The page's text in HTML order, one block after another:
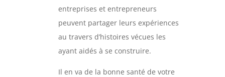
entreprises et entrepreneurs
peuvent partager leurs expériences
au travers d’histoires vécues les
ayant aidés à se construire.
Il en va de la bonne santé de votre